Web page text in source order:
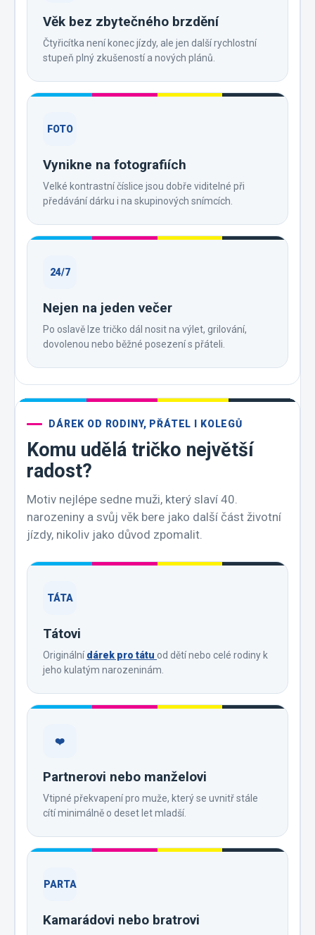
Věk bez zbytečného brzdění
Čtyřicítka není konec jízdy, ale jen další rychlostní
stupeň plný zkušeností a nových plánů.
FOTO
Vynikne na fotografiích
Velké kontrastní číslice jsou dobře viditelné při
předávání dárku i na skupinových snímcích.
24/7
Nejen na jeden večer
Po oslavě lze tričko dál nosit na výlet, grilování,
dovolenou nebo běžné posezení s přáteli.
DÁREK OD RODINY, PŘÁTEL I KOLEGŮ
Komu udělá tričko největší
radost?
Motiv nejlépe sedne muži, který slaví 40.
narozeniny a svůj věk bere jako další část životní
jízdy, nikoliv jako důvod zpomalit.
TÁTA
Tátovi
Originálnídárek pro tátu od dětí nebo celé rodiny k
jeho kulatým narozeninám.
❤️
Partnerovi nebo manželovi
Vtipné překvapení pro muže, který se uvnitř stále
cítí minimálně o deset let mladší.
PARTA
Kamarádovi nebo bratrovi